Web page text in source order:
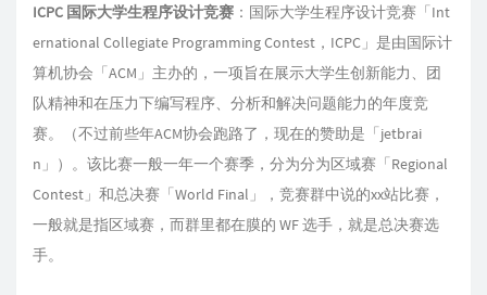
ICPC 国际大学生程序设计竞赛 ：国际大学生程序设计竞赛「Int
ernational Collegiate Programming Contest，ICPC」是由国际计
算机协会「ACM」主办的，一项旨在展示大学生创新能力、团
队精神和在压力下编写程序、分析和解决问题能力的年度竞
赛。（不过前些年ACM协会跑路了，现在的赞助是「jetbrai
n」）。该比赛一般一年一个赛季，分为分为区域赛「Regional
Contest」和总决赛「World Final」，竞赛群中说的xx站比赛，
一般就是指区域赛，而群里都在膜的 WF 选手，就是总决赛选
手。